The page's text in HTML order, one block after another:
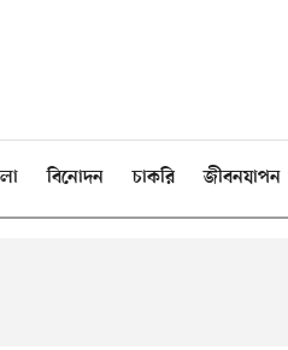
বিনোদন চাকরি জীবনযাপন